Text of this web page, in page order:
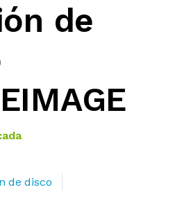
de
de disco